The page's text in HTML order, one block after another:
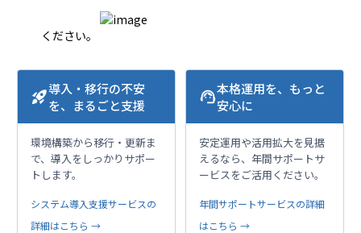
ください。
rocket_launch導入・移行の不安
を、まるごと支援
環境構築から移行・更新ま
で、導入をしっかりサポー
トします。
システム導入支援サービスの
詳細はこちら →
support_agent本格運用を、もっと
安心に
安定運用や活用拡大を見据
えるなら、年間サポートサ
ービスをご活用ください。
年間サポートサービスの詳細
はこちら →